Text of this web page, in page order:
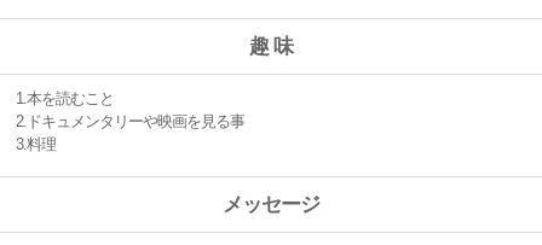
趣 味
1.本を読むこと
2.ドキュメンタリーや映画を見る事
3.料理
メッセージ